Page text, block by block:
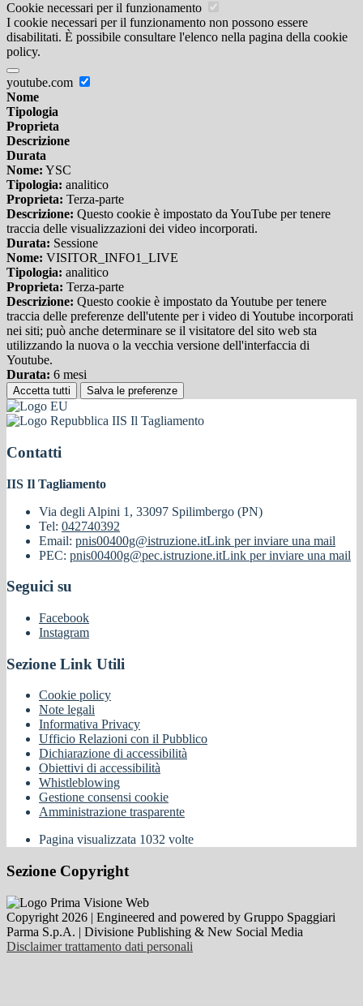
Cookie necessari per il funzionamento
I cookie necessari per il funzionamento non possono essere
disabilitati. È possibile consultare l'elenco nella pagina della cookie
policy.
youtube.com
Nome
Tipologia
Proprieta
Descrizione
Durata
Nome: YSC
Tipologia: analitico
Proprieta: Terza-parte
Descrizione: Questo cookie è impostato da YouTube per tenere
traccia delle visualizzazioni dei video incorporati.
Durata: Sessione
Nome: VISITOR_INFO1_LIVE
Tipologia: analitico
Proprieta: Terza-parte
Descrizione: Questo cookie è impostato da Youtube per tenere
traccia delle preferenze dell'utente per i video di Youtube incorporati
nei siti; può anche determinare se il visitatore del sito web sta
utilizzando la nuova o la vecchia versione dell'interfaccia di
Youtube.
Durata: 6 mesi
Accetta tutti Salva le preferenze
IIS Il Tagliamento
Contatti
IIS Il Tagliamento
Via degli Alpini 1, 33097 Spilimbergo (PN)
Tel: 042740392
Email: pnis00400g@istruzione.itLink per inviare una mail
PEC: pnis00400g@pec.istruzione.itLink per inviare una mail
Seguici su
Facebook
Instagram
Sezione Link Utili
Cookie policy
Note legali
Informativa Privacy
Ufficio Relazioni con il Pubblico
Dichiarazione di accessibilità
Obiettivi di accessibilità
Whistleblowing
Gestione consensi cookie
Amministrazione trasparente
Pagina visualizzata 1032 volte
Sezione Copyright
Copyright 2026 | Engineered and powered by Gruppo Spaggiari
Parma S.p.A. | Divisione Publishing & New Social Media
Disclaimer trattamento dati personali